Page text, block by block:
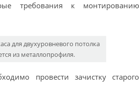
требования к монтированию
для двухуровневого потолка
из металлопрофиля.
провести зачистку старого